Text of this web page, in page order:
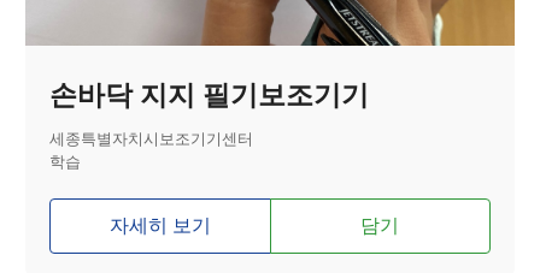
손바닥 지지 필기보조기기
세종특별자치시보조기기센터
학습
자세히 보기 담기